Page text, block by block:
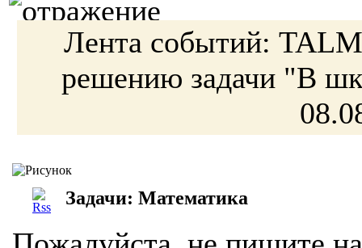
Лента событий:
решению задачи "В
Задачи: Математика